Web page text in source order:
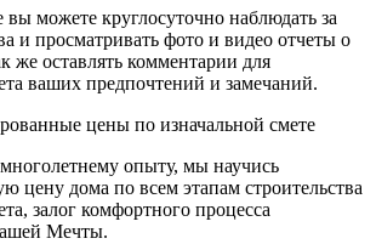
можете круглосуточно наблюдать за
и просматривать фото и видео отчеты о
же оставлять комментарии для
ваших предпочтений и замечаний.
цены по изначальной смете
опыту, мы научись
цену дома по всем этапам строительства
залог комфортного процесса
Мечты.